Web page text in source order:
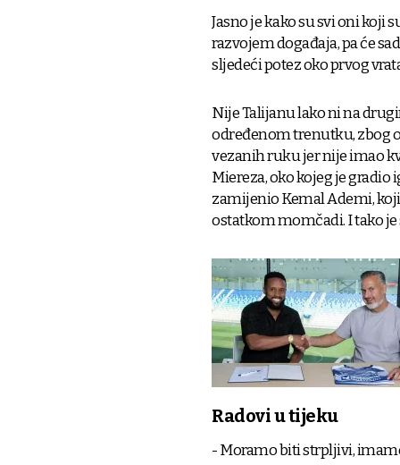
Jasno je kako su svi oni
razvojem događaja, pa će
sljedeći potez oko prvog
Nije Talijanu lako ni na
određenom trenutku, zbog
vezanih ruku jer nije imao
Miereza, oko kojeg je
zamijenio Kemal Ademi,
ostatkom momčadi. I tako
Radovi u tijeku
- Moramo biti strpljivi,